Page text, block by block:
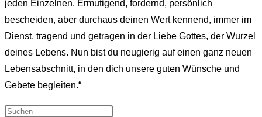
jeden Einzelnen. Ermutigend, fordernd, persönlich
bescheiden, aber durchaus deinen Wert kennend, immer im
Dienst, tragend und getragen in der Liebe Gottes, der Wurzel
deines Lebens. Nun bist du neugierig auf einen ganz neuen
Lebensabschnitt, in den dich unsere guten Wünsche und
Gebete begleiten.“